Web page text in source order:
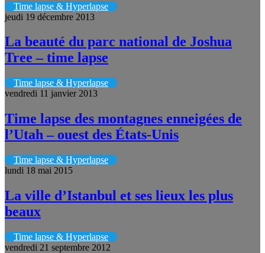
Time lapse & Hyperlapse
jeudi 19 décembre 2013
La beauté du parc national de Joshua
Tree – time lapse
Time lapse & Hyperlapse
vendredi 11 janvier 2013
Time lapse des montagnes enneigées de
l’Utah – ouest des États-Unis
Time lapse & Hyperlapse
lundi 18 mai 2015
La ville d’Istanbul et ses lieux les plus
beaux
Time lapse & Hyperlapse
vendredi 21 septembre 2012